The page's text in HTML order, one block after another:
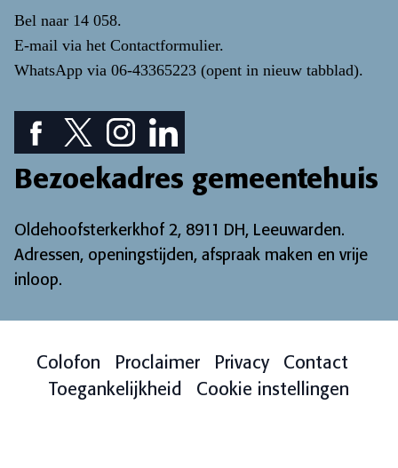
Bel naar 14 058.
E-mail via het Contactformulier.
WhatsApp via 06-43365223 (opent in nieuw tabblad).
Facebook pictogram: bekijk onze Facebook pagina
Twitter pictogram: bekijk onze Twitter pagina
Instagram pictogram: bekijk onze
LinkedIn pictogram: bekijk onze
Bezoekadres gemeentehuis
Oldehoofsterkerkhof 2, 8911 DH, Leeuwarden.
Adressen, openingstijden, afspraak maken en vrije
inloop.
Colofon Proclaimer Privacy
Contact
Toegankelijkheid
Cookie instellingen